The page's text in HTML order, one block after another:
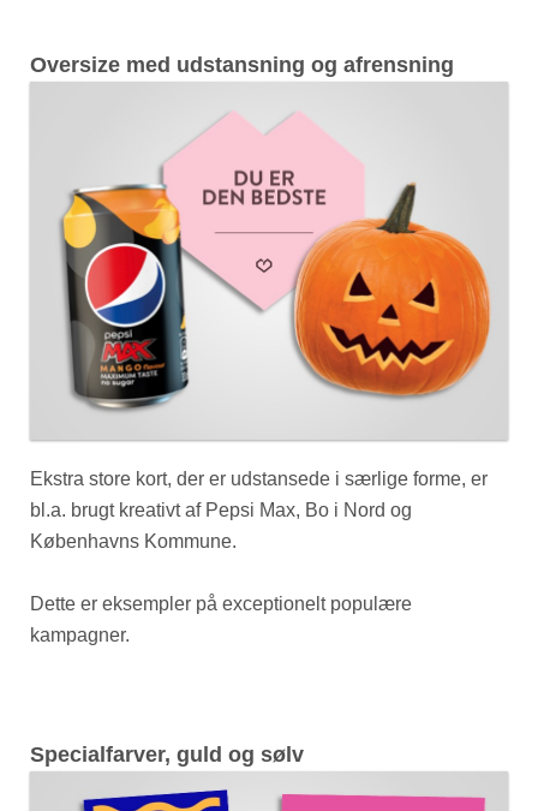
Oversize med udstansning og afrensning
Ekstra store kort, der er udstansede i særlige forme, er
bl.a. brugt kreativt af Pepsi Max, Bo i Nord og
Københavns Kommune.
Dette er eksempler på exceptionelt populære
kampagner.
Specialfarver, guld og sølv